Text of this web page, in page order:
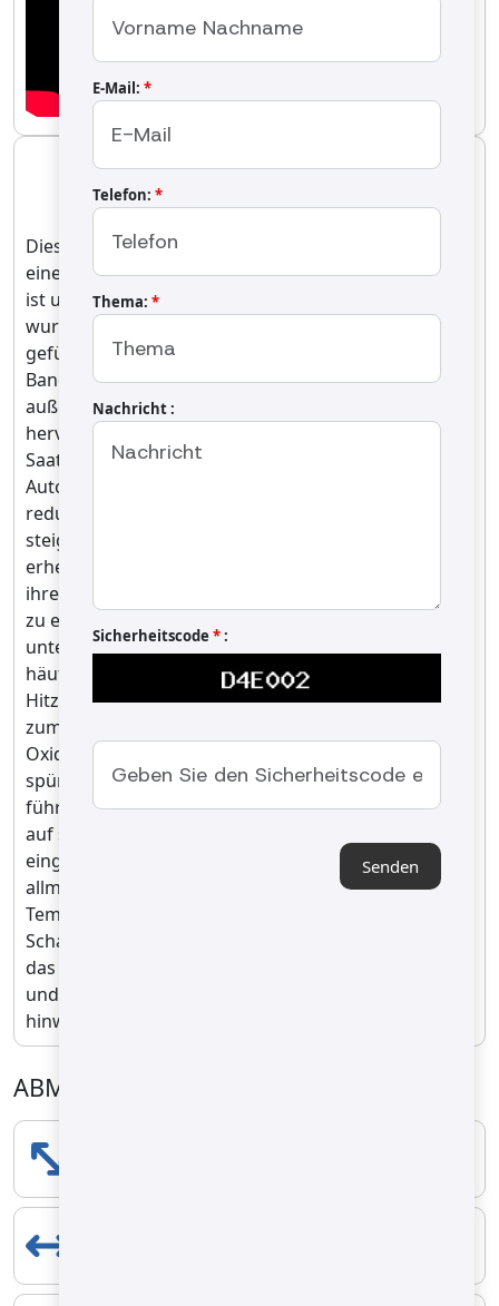
OS-1500 Röstmaschine
Dies ist ein leistungsstarker Bandröster, der mit
einem einzelnen zweistufigen Brenner ausgestattet
ist und niedrige NOx-Emissionen gewährleistet. Er
wurde als Weiterentwicklung sowohl traditioneller
geführter Öfen als auch früherer einstufiger
Bandröster konzipiert und liefert eine
außergewöhnliche Röstqualität sowie einen
hervorragenden Geschmack für eine Vielzahl von
Saaten und Nüssen. Dank fortschrittlicher
Automatisierung und intelligenter Steuerungen
reduziert diese Maschine den Personalbedarf und
steigert gleichzeitig die Produktionsgeschwindigkeit
erheblich. Der Hauptvorteil dieser Maschine liegt in
ihrer Fähigkeit, eine perfekt gleichmäßige Röstung
zu erzielen, da sie einen zweistufigen Ansatz
unterstützt, der thermischen Schock verhindert – ein
häufiges Problem, wenn Produkte plötzlich extremer
Hitze ausgesetzt werden. Thermischer Schock kann
zum Aufplatzen der Schalen, zu beschleunigter
Oxidation und innerhalb weniger Wochen zu einem
spürbaren Verlust von Geschmack und Aroma
führen. Mit unserem Röster kann jede Röstkammer
auf schrittweise ansteigende Temperaturen
eingestellt werden, sodass sich das Produkt
allmählich an die Hitze anpasst. Diese stufenweise
Temperaturregelung bewahrt die Integrität der
Schalen, verhindert Oxidation und stellt sicher, dass
das geröstete Produkt seinen optimalen Geschmack
und seine Frische über eine längere Haltbarkeit
hinweg behält.
ABMESSUNGEN
E-Mail: *
Telefon: *
Thema: *
Nachricht :
Sicherheitscode *:
Senden